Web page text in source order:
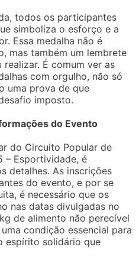
todos os participantes
simboliza o esforço e a
Essa medalha não é
mas também um lembrete
É comum ver as
com orgulho, não só
uma prova de que
imposto.
do Evento
do Circuito Popular de
– Esportividade, é
detalhes. As inscrições
do evento, e por se
é necessário que os
nas datas divulgadas no
de alimento não perecível
condição essencial para
espírito solidário que